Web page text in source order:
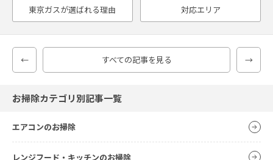
東京ガスが選ばれる理由 対応エリア
← すべての記事を見る →
お掃除カテゴリ別記事一覧
エアコンのお掃除
レンジフード・キッチンのお掃除